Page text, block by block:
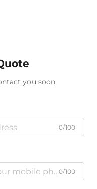
you soon.
0/100
0/100